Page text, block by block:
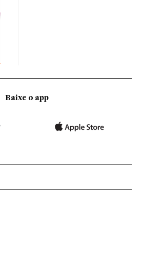
Baixe o app